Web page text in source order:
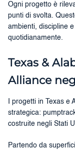
Ogni progetto è
punti di svolta.
ambienti, discipline
quotidianamente.
Texas &
Alliance
I progetti in Texas
strategica:
costruite negli Stati
Partendo da